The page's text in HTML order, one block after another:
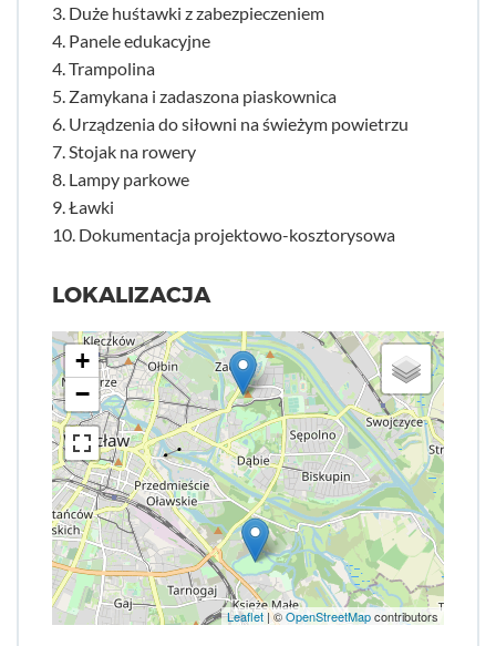
3. Duże huśtawki z zabezpieczeniem
4. Panele edukacyjne
4. Trampolina
5. Zamykana i zadaszona piaskownica
6. Urządzenia do siłowni na świeżym powietrzu
7. Stojak na rowery
8. Lampy parkowe
9. Ławki
10. Dokumentacja projektowo-kosztorysowa
LOKALIZACJA
+
−
Leaflet| ©OpenStreetMapcontributors